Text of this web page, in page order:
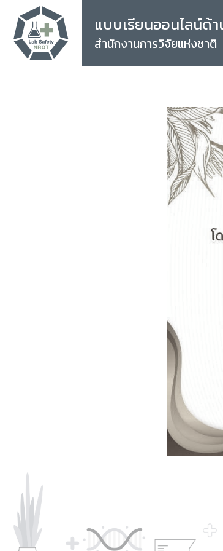
แบบเรียนออนไลน์ด้
สำนักงานการวิจัยแห่งชาติ